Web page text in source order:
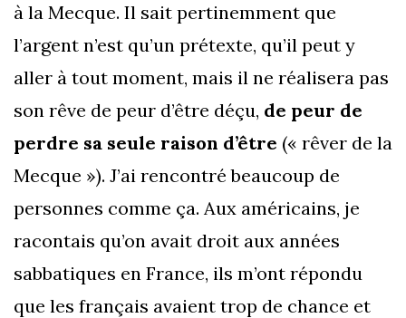
à la Mecque. Il sait pertinemment que
l’argent n’est qu’un prétexte, qu’il peut y
aller à tout moment, mais il ne réalisera pas
son rêve de peur d’être déçu, de peur de
perdre sa seule raison d’être (« rêver de la
Mecque »). J’ai rencontré beaucoup de
personnes comme ça. Aux américains, je
racontais qu’on avait droit aux années
sabbatiques en France, ils m’ont répondu
que les français avaient trop de chance et